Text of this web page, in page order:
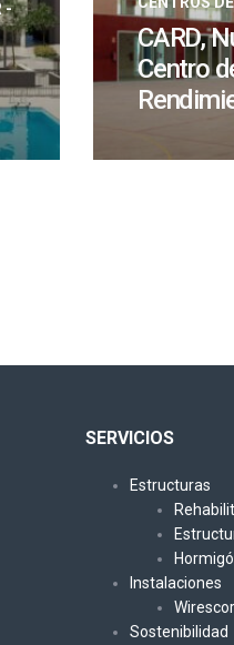
-
CARD,
Centro
SERVICIOS
Estructuras
Instalaciones
Sostenibilidad